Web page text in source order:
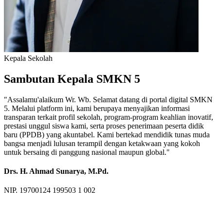
Kepala Sekolah
Sambutan Kepala SMKN 5
"Assalamu'alaikum Wr. Wb. Selamat datang di portal digital SMKN
5. Melalui platform ini, kami berupaya menyajikan informasi
transparan terkait profil sekolah, program-program keahlian inovatif,
prestasi unggul siswa kami, serta proses penerimaan peserta didik
baru (PPDB) yang akuntabel. Kami bertekad mendidik tunas muda
bangsa menjadi lulusan terampil dengan ketakwaan yang kokoh
untuk bersaing di panggung nasional maupun global."
Drs. H. Ahmad Sunarya, M.Pd.
NIP. 19700124 199503 1 002